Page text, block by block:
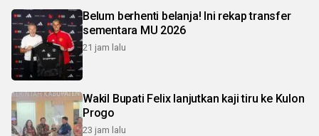
Belum berhenti belanja! Ini rekap transfer
sementara MU 2026
21 jam lalu
Wakil Bupati Felix lanjutkan kaji tiru ke Kulon
Progo
23 jam lalu